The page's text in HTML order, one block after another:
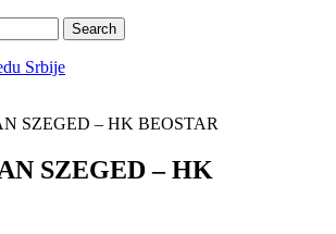
SZEGED – HK BEOSTAR
SZEGED – HK